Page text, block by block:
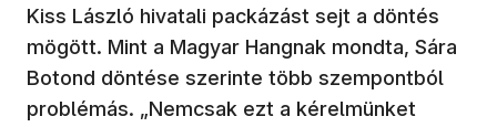
Kiss László hivatali packázást sejt a döntés
mögött. Mint a Magyar Hangnak mondta, Sára
Botond döntése szerinte több szempontból
problémás. „Nemcsak ezt a kérelmünket